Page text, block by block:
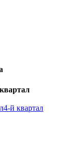
4-й квартал